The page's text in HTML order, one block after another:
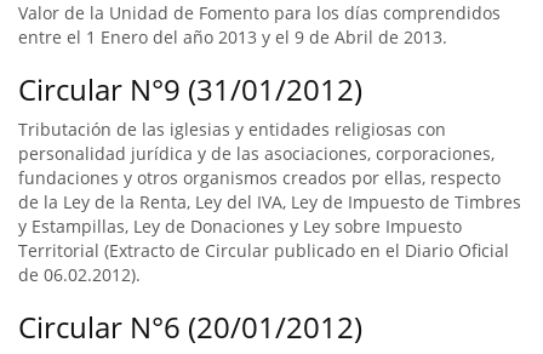
Valor de la Unidad de Fomento para los días comprendidos
entre el 1 Enero del año 2013 y el 9 de Abril de 2013.
Circular N°9 (31/01/2012)
Tributación de las iglesias y entidades religiosas con
personalidad jurídica y de las asociaciones, corporaciones,
fundaciones y otros organismos creados por ellas, respecto
de la Ley de la Renta, Ley del IVA, Ley de Impuesto de Timbres
y Estampillas, Ley de Donaciones y Ley sobre Impuesto
Territorial (Extracto de Circular publicado en el Diario Oficial
de 06.02.2012).
Circular N°6 (20/01/2012)